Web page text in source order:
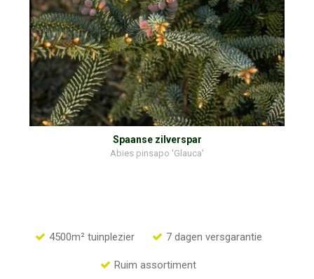
Spaanse zilverspar
Abies pinsapo 'Glauca'
4500m² tuinplezier 7 dagen versgarantie
Ruim assortiment